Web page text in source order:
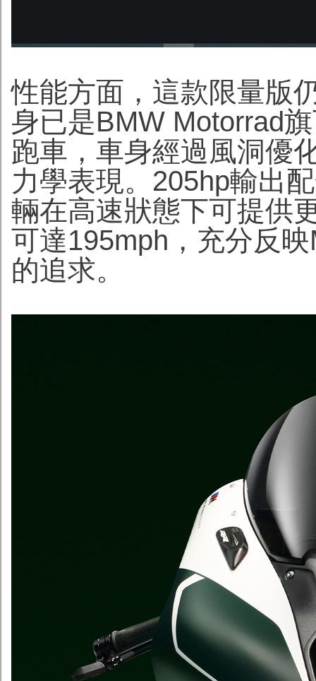
性能方面，這款限量版
身已是BMW Motorrad
跑車，車身經過風洞優
力學表現。205hp輸出
輛在高速狀態下可提供
可達195mph，充分反
的追求。